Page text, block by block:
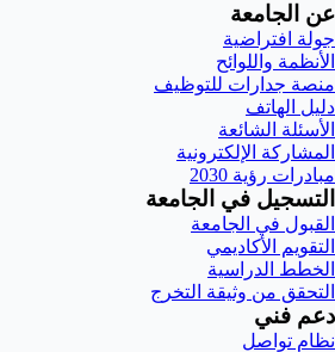
عن الجامعة
جولة افتراضية
الأنظمة واللوائح
منصة جدارات للتوظيف
دليل الهاتف
الأسئلة الشائعة
المشاركة الإلكترونية
مبادرات رؤية 2030
التسجيل في الجامعة
القبول في الجامعة
التقويم الأكاديمي
الخطط الدراسية
التحقق من وثيقة التخرج
دعم فني
نظام تواصل